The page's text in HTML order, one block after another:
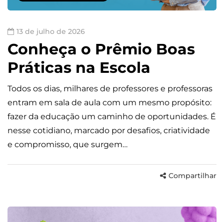
13 de julho de 2026
Conheça o Prêmio Boas
Práticas na Escola
Todos os dias, milhares de professores e professoras
entram em sala de aula com um mesmo propósito:
fazer da educação um caminho de oportunidades. É
nesse cotidiano, marcado por desafios, criatividade
e compromisso, que surgem…
Compartilhar